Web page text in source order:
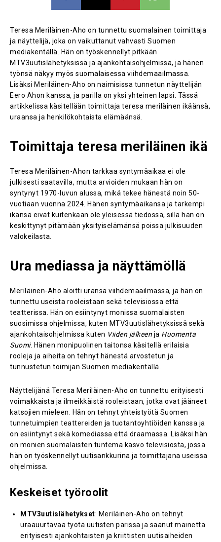
Teresa Meriläinen-Aho on tunnettu suomalainen toimittaja
ja näyttelijä, joka on vaikuttanut vahvasti Suomen
mediakentällä. Hän on työskennellyt pitkään
MTV3uutislähetyksissä ja ajankohtaisohjelmissa, ja hänen
työnsä näkyy myös suomalaisessa viihdemaailmassa.
Lisäksi Meriläinen-Aho on naimisissa tunnetun näyttelijän
Eero Ahon kanssa, ja parilla on yksi yhteinen lapsi. Tässä
artikkelissa käsitellään toimittaja teresa meriläinen ikäänsä,
uraansa ja henkilökohtaista elämäänsä.
Toimittaja teresa meriläinen ikä
Teresa Meriläinen-Ahon tarkkaa syntymäaikaa ei ole
julkisesti saatavilla, mutta arvioiden mukaan hän on
syntynyt 1970-luvun alussa, mikä tekee hänestä noin 50-
vuotiaan vuonna 2024​. Hänen syntymäaikansa ja tarkempi
ikänsä eivät kuitenkaan ole yleisessä tiedossa, sillä hän on
keskittynyt pitämään yksityiselämänsä poissa julkisuuden
valokeilasta.
Ura mediassa ja näyttämöllä
Meriläinen-Aho aloitti uransa viihdemaailmassa, ja hän on
tunnettu useista rooleistaan sekä televisiossa että
teatterissa. Hän on esiintynyt monissa suomalaisten
suosimissa ohjelmissa, kuten MTV3uutislähetyksissä sekä
ajankohtaisohjelmissa kuten Viiden jälkeen ja Huomenta
Suomi. Hänen monipuolinen taitonsa käsitellä erilaisia
rooleja ja aiheita on tehnyt hänestä arvostetun ja
tunnustetun toimijan Suomen mediakentällä.
Näyttelijänä Teresa Meriläinen-Aho on tunnettu erityisesti
voimakkaista ja ilmeikkäistä rooleistaan, jotka ovat jääneet
katsojien mieleen. Hän on tehnyt yhteistyötä Suomen
tunnetuimpien teattereiden ja tuotantoyhtiöiden kanssa ja
on esiintynyt sekä komediassa että draamassa. Lisäksi hän
on monien suomalaisten tuntema kasvo televisiosta, jossa
hän on työskennellyt uutisankkurina ja toimittajana useissa
ohjelmissa.
Keskeiset työroolit
MTV3uutislähetykset: Meriläinen-Aho on tehnyt
uraauurtavaa työtä uutisten parissa ja saanut mainetta
erityisesti ajankohtaisten ja kriittisten uutisaiheiden